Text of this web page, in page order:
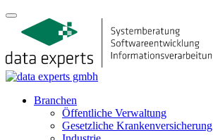
Branchen
Öffentliche Verwaltung
Gesetzliche Krankenversicherung